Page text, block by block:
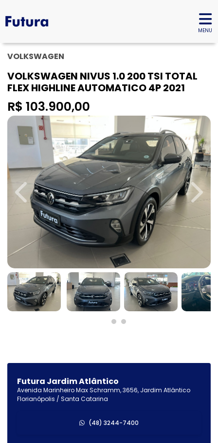
MENU
VOLKSWAGEN
VOLKSWAGEN NIVUS 1.0 200 TSI TOTAL
FLEX HIGHLINE AUTOMATICO 4P 2021
R$ 103.900,00
Previous Next
Futura Jardim Atlântico
Avenida Marinheiro Max Schramm, 3656, Jardim Atlântico
Florianópolis / Santa Catarina
(48) 3244-7400